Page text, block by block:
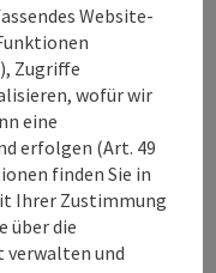
Website-
Zugriffe
wofür wir
eine
erfolgen (Art. 49
finden Sie in
Ihrer Zustimmung
über die
verwalten und